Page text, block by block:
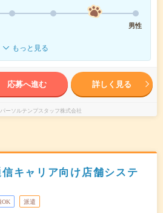
男性
もっと見る
応募へ進む 詳しく見る
パーソルテンプスタッフ株式会社
キャリア向け店舗システ
OK 派遣